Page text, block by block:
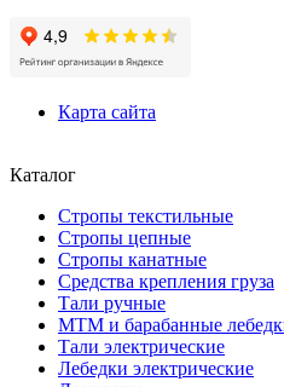
Карта сайта
Каталог
Стропы текстильные
Стропы цепные
Стропы канатные
Средства крепления груза
Тали ручные
МТМ и барабанные
Тали электрические
Лебедки электрические